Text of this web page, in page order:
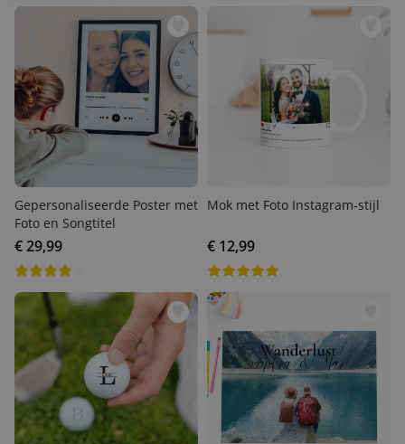
Personaliseerbaar
Gepersonaliseerde boxershort
met gezicht en tekst
11.600
gekocht
29,99 €
Polaroid-look
Gepersonaliseerde
Geurhanger set van 2
19,99 €
Personaliseerbaar
Gepersonaliseerd houten blok
24,99 €
Gepersonaliseerde Poster
met Foto en Songtitel
€ 29,99
Mok met Foto Instagram-
€ 12,99